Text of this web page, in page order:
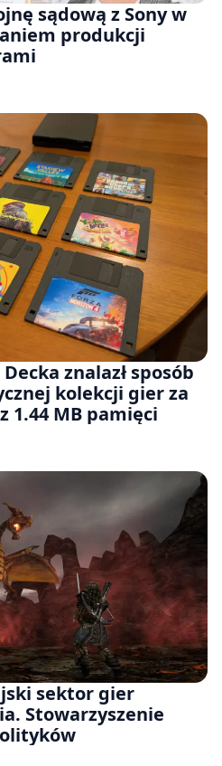
sądową z Sony w
produkcji
znalazł sposób
kolekcji gier za
1.44 MB pamięci
sektor gier
Stowarzyszenie